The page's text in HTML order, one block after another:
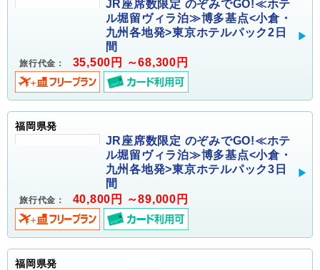
JR座席数限定 のぞみでGO!≪ホテ
ル堀留ヴィラ泊≫博多基点<小倉・
九州各地発>東京ホテルパック2日
間
旅行代金： 35,500円 ～68,300円
福岡県発
JR座席数限定 のぞみでGO!≪ホテ
ル堀留ヴィラ泊≫博多基点<小倉・
九州各地発>東京ホテルパック3日
間
旅行代金： 40,800円 ～89,000円
福岡県発